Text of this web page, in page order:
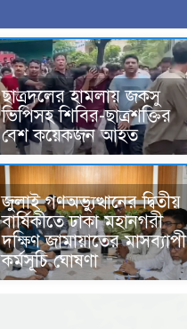
ছাত্রদলের হামলায় জকসু
ভিপিসহ শিবির-ছাত্রশক্তির
বেশ কয়েকজন আহত
জুলাই গণঅভ্যুত্থানের দ্বিতীয়
বার্ষিকীতে ঢাকা মহানগরী
দক্ষিণ জামায়াতের মাসব্যাপী
কর্মসূচি ঘোষণা